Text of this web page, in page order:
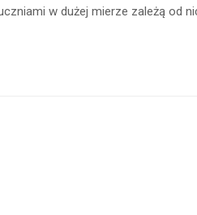
w dużej mierze zależą od